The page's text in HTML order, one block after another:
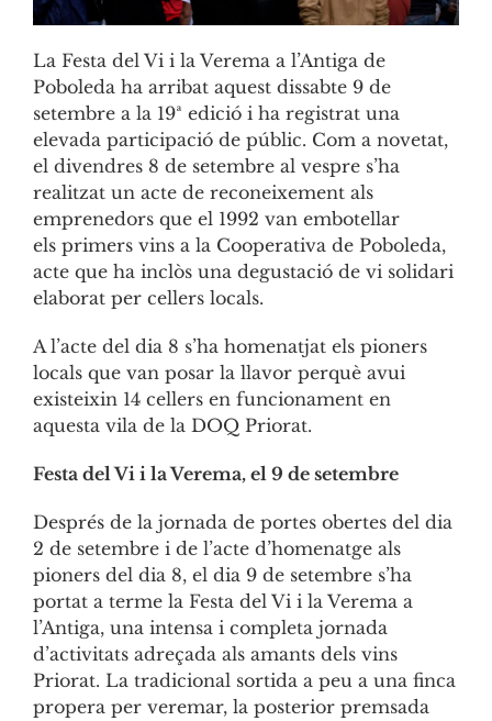
La Festa del Vi i la Verema a l’Antiga de
Poboleda ha arribat aquest dissabte 9 de
setembre a la 19ª edició i ha registrat una
elevada participació de públic. Com a novetat,
el divendres 8 de setembre al vespre s’ha
realitzat un acte de reconeixement als
emprenedors que el 1992 van embotellar
els primers vins a la Cooperativa de Poboleda,
acte que ha inclòs una degustació de vi solidari
elaborat per cellers locals.
A l’acte del dia 8 s’ha homenatjat els pioners
locals que van posar la llavor perquè avui
existeixin 14 cellers en funcionament en
aquesta vila de la DOQ Priorat.
Festa del Vi i la Verema, el 9 de setembre
Després de la jornada de portes obertes del dia
2 de setembre i de l’acte d’homenatge als
pioners del dia 8, el dia 9 de setembre s’ha
portat a terme la Festa del Vi i la Verema a
l’Antiga, una intensa i completa jornada
d’activitats adreçada als amants dels vins
Priorat. La tradicional sortida a peu a una finca
propera per veremar, la posterior premsada